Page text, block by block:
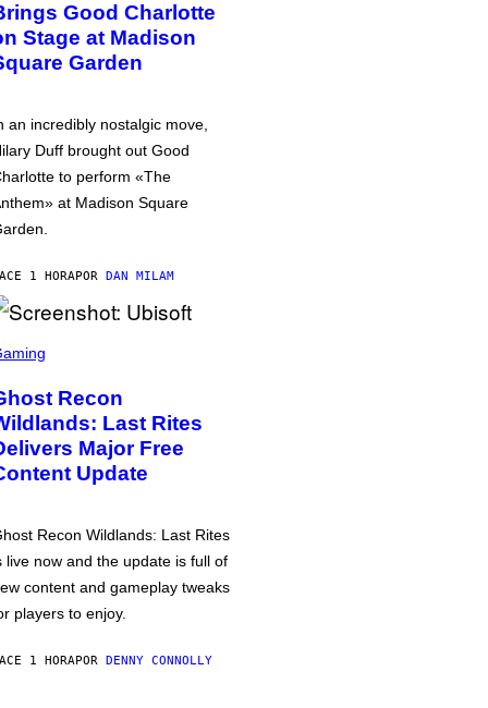
Good Charlotte
Stage at Madison
Garden
an incredibly nostalgic move,
Duff brought out Good
to perform «The
at Madison Square
1 HORAPOR DAN MILAM
Recon
Last Rites
Major Free
Update
Recon Wildlands: Last Rites
live now and the update is full of
content and gameplay tweaks
players to enjoy.
1 HORAPOR DENNY CONNOLLY